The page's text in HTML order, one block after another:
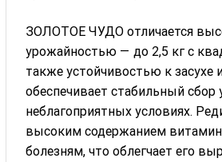
ЗОЛОТОЕ ЧУДО отличается
урожайностью — до 2,5 кг с
также устойчивостью к засухе
обеспечивает стабильный
неблагоприятных условиях.
высоким содержанием
болезням, что облегчает его